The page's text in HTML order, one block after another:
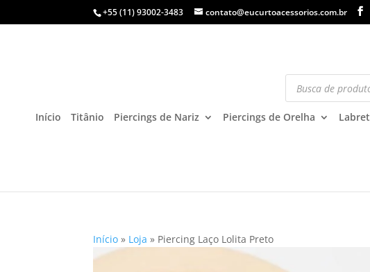
+55 (11) 93002-3483 contato@eucurtoacessorios.com.br
Início Titânio Piercings de Nariz Piercings de Orelha Labret
Início » Loja » Piercing Laço Lolita Preto